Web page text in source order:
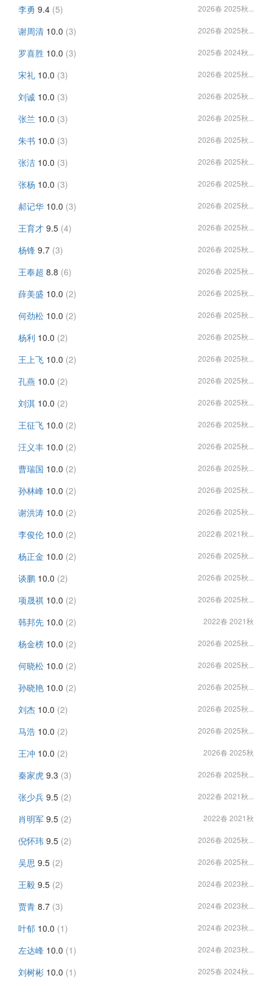
李勇 9.4 (5) 2026春 2025秋...
谢周清 10.0 (3) 2026春 2025秋...
罗喜胜 10.0 (3) 2025春 2024秋...
宋礼 10.0 (3) 2026春 2025秋...
刘诚 10.0 (3) 2026春 2025秋...
张兰 10.0 (3) 2026春 2025秋...
朱书 10.0 (3) 2026春 2025秋...
张洁 10.0 (3) 2026春 2025秋...
张杨 10.0 (3) 2026春 2025秋...
郝记华 10.0 (3) 2026春 2025秋...
王育才 9.5 (4) 2026春 2025秋...
杨锋 9.7 (3) 2026春 2025秋...
王奉超 8.8 (6) 2026春 2025秋...
薛美盛 10.0 (2) 2026春 2025秋...
何劲松 10.0 (2) 2026春 2025秋...
杨利 10.0 (2) 2026春 2025秋...
王上飞 10.0 (2) 2026春 2025秋...
孔燕 10.0 (2) 2026春 2025秋...
刘淇 10.0 (2) 2026春 2025秋...
王征飞 10.0 (2) 2026春 2025秋...
汪义丰 10.0 (2) 2026春 2025秋...
曹瑞国 10.0 (2) 2026春 2025秋...
孙林峰 10.0 (2) 2026春 2025秋...
谢洪涛 10.0 (2) 2026春 2025秋...
李俊伦 10.0 (2) 2022春 2021秋...
杨正金 10.0 (2) 2026春 2025秋...
谈鹏 10.0 (2) 2026春 2025秋...
项晟祺 10.0 (2) 2026春 2025秋...
韩邦先 10.0 (2) 2022春 2021秋
杨金榜 10.0 (2) 2026春 2025秋...
何晓松 10.0 (2) 2026春 2025秋...
孙晓艳 10.0 (2) 2026春 2025秋...
刘杰 10.0 (2) 2026春 2025秋...
马浩 10.0 (2) 2026春 2025秋...
王冲 10.0 (2) 2026春 2025秋
秦家虎 9.3 (3) 2026春 2025秋...
张少兵 9.5 (2) 2022春 2021秋...
肖明军 9.5 (2) 2022春 2021秋
倪怀玮 9.5 (2) 2026春 2025秋...
吴思 9.5 (2) 2026春 2025秋...
王毅 9.5 (2) 2024春 2023秋...
贾青 8.7 (3) 2024春 2023秋...
叶郁 10.0 (1) 2024春 2023秋...
左达峰 10.0 (1) 2024春 2023秋...
刘树彬 10.0 (1) 2025春 2024秋...